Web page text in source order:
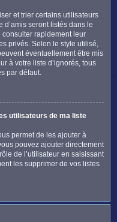
et trier certains utilisateurs
d’amis seront listés dans le
consulter rapidement leur
privés. Selon le style utilisé,
éventuellement être mis
à votre liste d’ignorés, tous
par défaut.
utilisateurs de ma liste
permet de les ajouter à
pouvez ajouter directement
de l’utilisateur en saisissant
les supprimer de vos listes